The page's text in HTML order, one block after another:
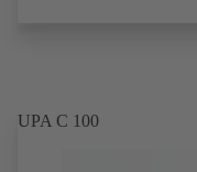
UPA C 100